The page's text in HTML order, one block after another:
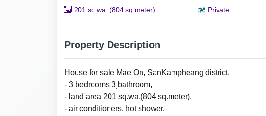
201 sq.wa. (804 sq.meter). Private
Property Description
House for sale Mae On, SanKampheang district.
- 3 bedrooms 3 ฺbathroom,
- land area 201 sq.wa.(804 sq.meter),
- air conditioners, hot shower.